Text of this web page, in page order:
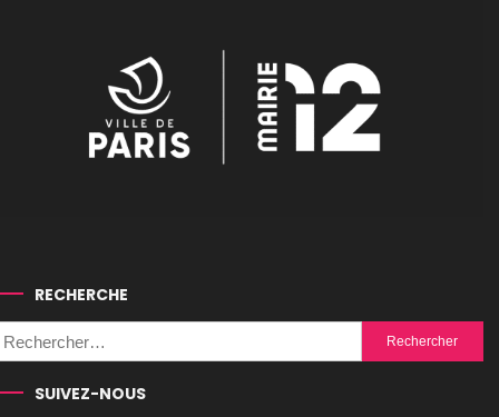
RECHERCHE
Rechercher :
SUIVEZ-NOUS